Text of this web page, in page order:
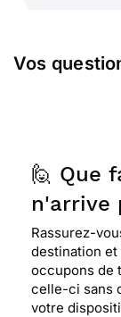
Le
couleurs
⭐⭐⭐⭐ Le
⭐⭐⭐⭐ Le
Vos
🙋 Que
n'arrive
Rassurez-
destination et
occupons de
celle-ci sans
votre